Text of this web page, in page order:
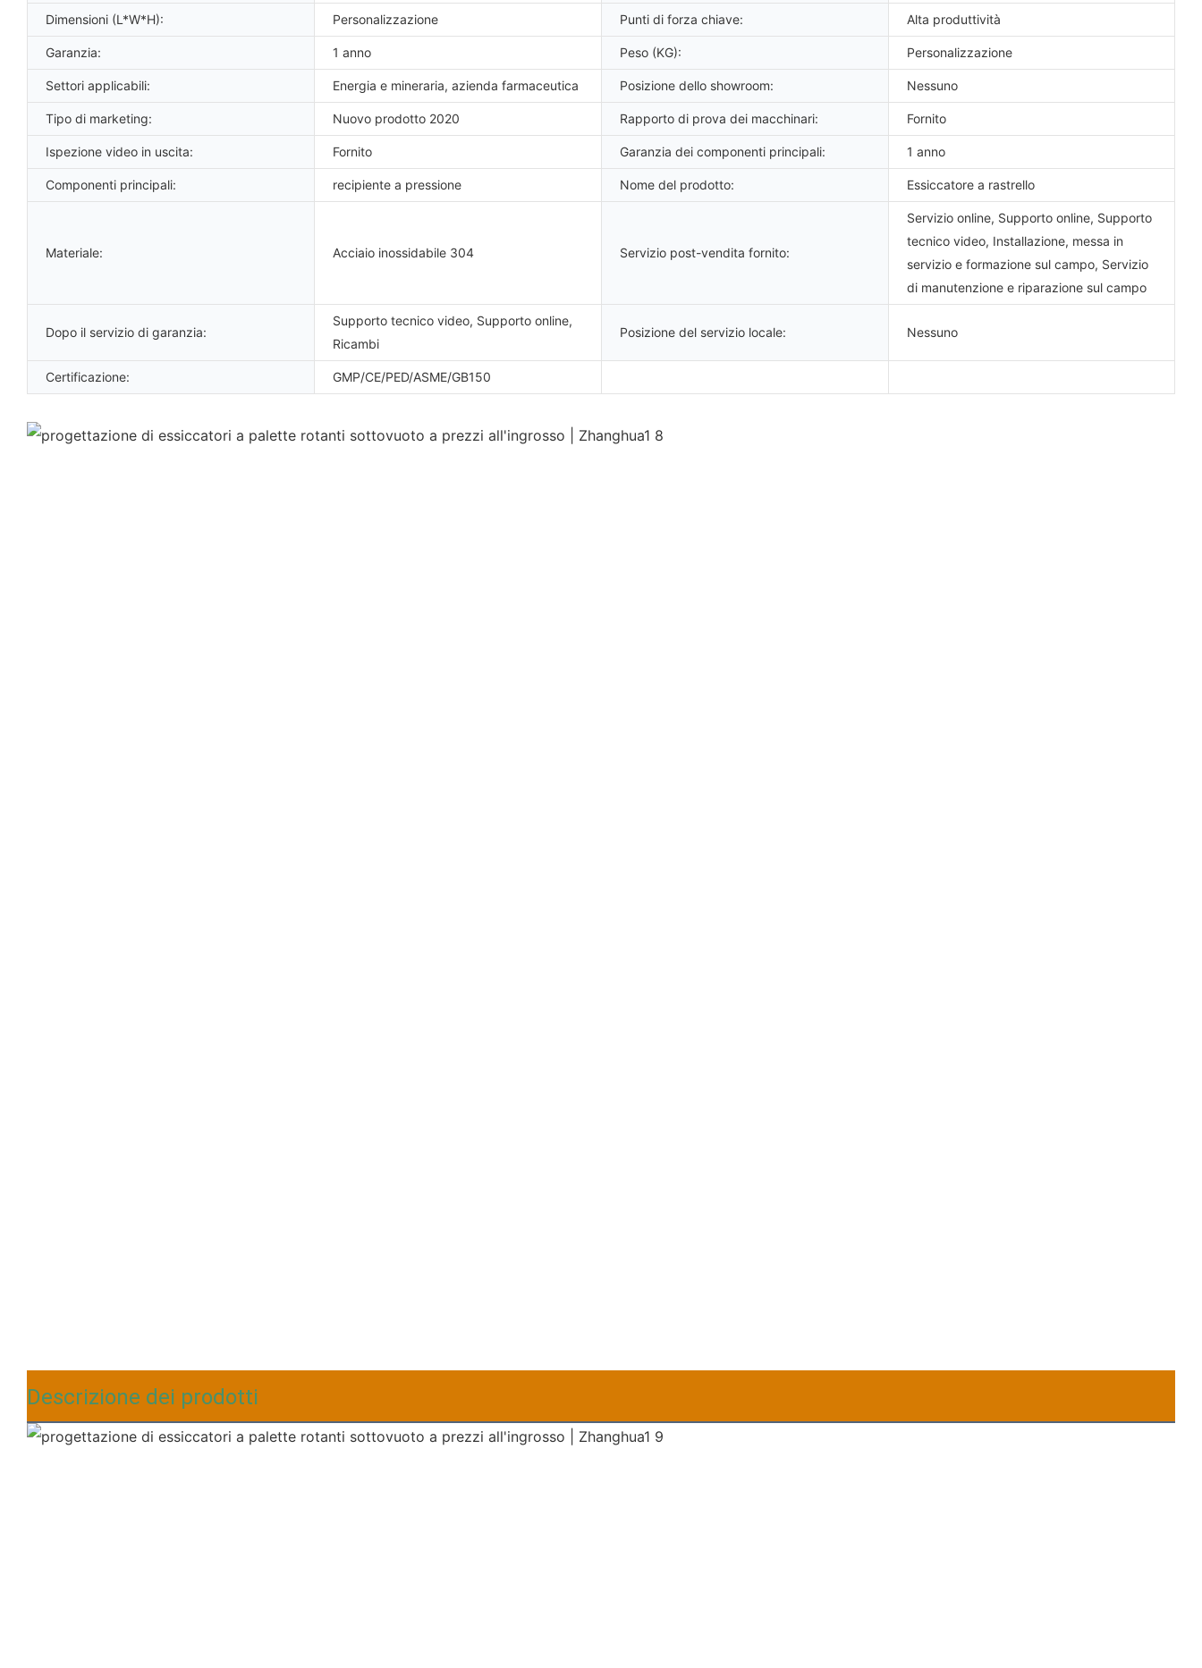
Dimensioni (L*W*H): Personalizzazione Punti di forza chiave: Alta produttività
Garanzia: 1 anno Peso (KG): Personalizzazione
Settori applicabili: Energia e mineraria, azienda farmaceutica Posizione dello showroom: Nessuno
Tipo di marketing: Nuovo prodotto 2020 Rapporto di prova dei macchinari: Fornito
Ispezione video in uscita: Fornito Garanzia dei componenti principali: 1 anno
Componenti principali: recipiente a pressione Nome del prodotto: Essiccatore a rastrello
Materiale: Acciaio inossidabile 304 Servizio post-vendita fornito:
Servizio online, Supporto online, Supporto
tecnico video, Installazione, messa in
servizio e formazione sul campo, Servizio
di manutenzione e riparazione sul campo
Dopo il servizio di garanzia:
Supporto tecnico video, Supporto online,
Ricambi
Posizione del servizio locale: Nessuno
Certificazione: GMP/CE/PED/ASME/GB150
Descrizione dei prodotti